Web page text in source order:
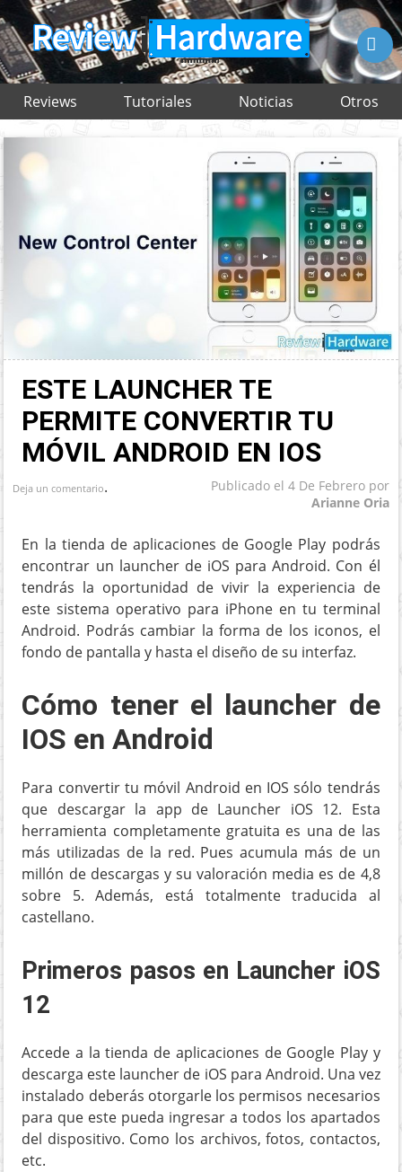
Reviews Tutoriales Noticias Otros
ESTE LAUNCHER TE
PERMITE CONVERTIR TU
MÓVIL ANDROID EN IOS
Publicado el 4 De Febreropor
Arianne Oria
Deja un comentario.
En la tienda de aplicaciones de Google Play podrás
encontrar un launcher de iOS para Android. Con él
tendrás la oportunidad de vivir la experiencia de
este sistema operativo para iPhone en tu terminal
Android. Podrás cambiar la forma de los iconos, el
fondo de pantalla y hasta el diseño de su interfaz.
Cómo tener el launcher de
IOS en Android
Para convertir tu móvil Android en IOS sólo tendrás
que descargar la app de Launcher iOS 12. Esta
herramienta completamente gratuita es una de las
más utilizadas de la red. Pues acumula más de un
millón de descargas y su valoración media es de 4,8
sobre 5. Además, está totalmente traducida al
castellano.
Primeros pasos en Launcher iOS
12
Accede a la tienda de aplicaciones de Google Play y
descarga este launcher de iOS para Android. Una vez
instalado deberás otorgarle los permisos necesarios
para que este pueda ingresar a todos los apartados
del dispositivo. Como los archivos, fotos, contactos,
etc.
